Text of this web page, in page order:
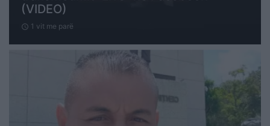
(VIDEO)
schedule 1 vit me parë